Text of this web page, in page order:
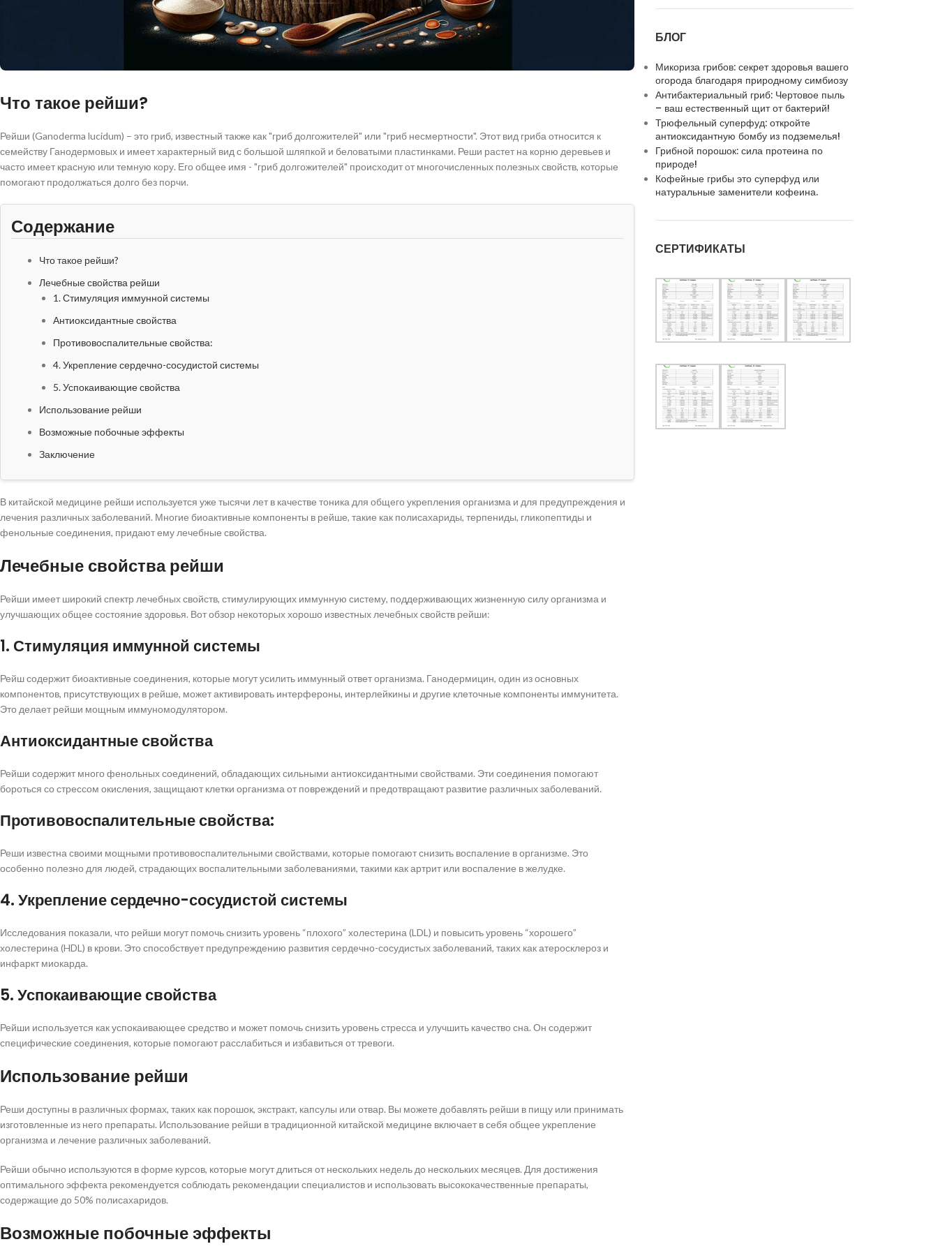
Что такое рейши?
Рейши (Ganoderma lucidum) – это гриб, известный также как "гриб долгожителей" или "гриб несмертности". Этот вид гриба относится к
семейству Ганодермовых и имеет характерный вид с большой шляпкой и беловатыми пластинками. Реши растет на корню деревьев и
часто имеет красную или темную кору. Его общее имя - "гриб долгожителей" происходит от многочисленных полезных свойств, которые
помогают продолжаться долго без порчи.
Содержание
Что такое рейши?
Лечебные свойства рейши
1. Стимуляция иммунной системы
Антиоксидантные свойства
Противовоспалительные свойства:
4. Укрепление сердечно-сосудистой системы
5. Успокаивающие свойства
Использование рейши
Возможные побочные эффекты
Заключение
В китайской медицине рейши используется уже тысячи лет в качестве тоника для общего укрепления организма и для предупреждения и
лечения различных заболеваний. Многие биоактивные компоненты в рейше, такие как полисахариды, терпениды, гликопептиды и
фенольные соединения, придают ему лечебные свойства.
Лечебные свойства рейши
Рейши имеет широкий спектр лечебных свойств, стимулирующих иммунную систему, поддерживающих жизненную силу организма и
улучшающих общее состояние здоровья. Вот обзор некоторых хорошо известных лечебных свойств рейши:
1. Стимуляция иммунной системы
Рейш содержит биоактивные соединения, которые могут усилить иммунный ответ организма. Ганодермицин, один из основных
компонентов, присутствующих в рейше, может активировать интерфероны, интерлейкины и другие клеточные компоненты иммунитета.
Это делает рейши мощным иммуномодулятором.
Антиоксидантные свойства
Рейши содержит много фенольных соединений, обладающих сильными антиоксидантными свойствами. Эти соединения помогают
бороться со стрессом окисления, защищают клетки организма от повреждений и предотвращают развитие различных заболеваний.
Противовоспалительные свойства:
Реши известна своими мощными противовоспалительными свойствами, которые помогают снизить воспаление в организме. Это
особенно полезно для людей, страдающих воспалительными заболеваниями, такими как артрит или воспаление в желудке.
4. Укрепление сердечно-сосудистой системы
Исследования показали, что рейши могут помочь снизить уровень “плохого” холестерина (LDL) и повысить уровень “хорошего”
холестерина (HDL) в крови. Это способствует предупреждению развития сердечно-сосудистых заболеваний, таких как атеросклероз и
инфаркт миокарда.
5. Успокаивающие свойства
Рейши используется как успокаивающее средство и может помочь снизить уровень стресса и улучшить качество сна. Он содержит
специфические соединения, которые помогают расслабиться и избавиться от тревоги.
Использование рейши
Реши доступны в различных формах, таких как порошок, экстракт, капсулы или отвар. Вы можете добавлять рейши в пищу или принимать
изготовленные из него препараты. Использование рейши в традиционной китайской медицине включает в себя общее укрепление
организма и лечение различных заболеваний.
Рейши обычно используются в форме курсов, которые могут длиться от нескольких недель до нескольких месяцев. Для достижения
оптимального эффекта рекомендуется соблюдать рекомендации специалистов и использовать высококачественные препараты,
содержащие до 50% полисахаридов.
Возможные побочные эффекты
БЛОГ
Микориза грибов: секрет здоровья вашего
огорода благодаря природному симбиозу
Антибактериальный гриб: Чертовое пыль
– ваш естественный щит от бактерий!
Трюфельный суперфуд: откройте
антиоксидантную бомбу из подземелья!
Грибной порошок: сила протеина по
природе!
Кофейные грибы это суперфуд или
натуральные заменители кофеина.
СЕРТИФИКАТЫ